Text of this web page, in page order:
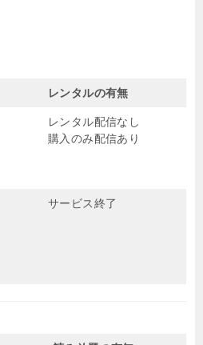
レンタルの有無
レンタル配信なし
購入のみ配信あり
サービス終了